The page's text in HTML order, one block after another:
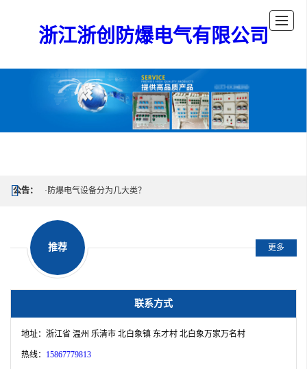
浙江浙创防爆电气有限公司
公告： ·防爆电气设备分为几大类？
·什么是正压型（p型）仪表？
·防爆操作柱都有哪些型号跟规格
推荐 更多
联系方式
地址：浙江省 温州 乐清市 北白象镇 东才村 北白象万家万名村
热线： 15867779813